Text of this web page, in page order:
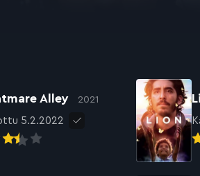
Alley 2021
5.2.2022